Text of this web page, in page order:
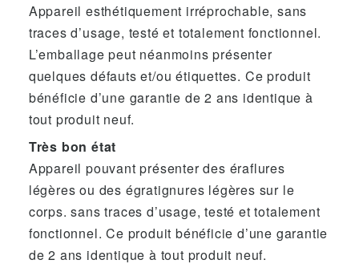
Appareil esthétiquement irréprochable, sans
traces d’usage, testé et totalement fonctionnel.
L’emballage peut néanmoins présenter
quelques défauts et/ou étiquettes. Ce produit
bénéficie d’une garantie de 2 ans identique à
tout produit neuf.
Très bon état
Appareil pouvant présenter des éraflures
légères ou des égratignures légères sur le
corps. sans traces d’usage, testé et totalement
fonctionnel. Ce produit bénéficie d’une garantie
de 2 ans identique à tout produit neuf.